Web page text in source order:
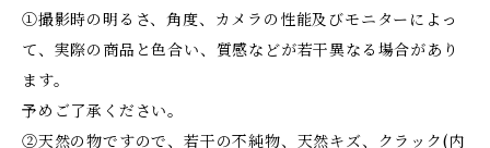
①撮影時の明るさ、角度、カメラの性能及びモニターによっ
て、実際の商品と色合い、質感などが若干異なる場合があり
ます。
予めご了承ください。
②天然の物ですので、若干の不純物、天然キズ、クラック(内